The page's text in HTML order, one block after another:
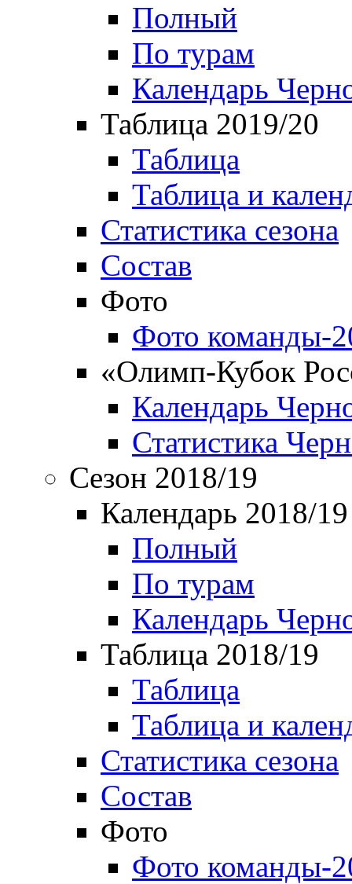
Полный
По турам
Календарь
Таблица 2019/20
Таблица
Таблица и
Статистика сезона
Состав
Фото
Фото команды-
«Олимп-Кубок
Календарь
Статистика
Сезон 2018/19
Календарь 2018/19
Полный
По турам
Календарь
Таблица 2018/19
Таблица
Таблица и
Статистика сезона
Состав
Фото
Фото команды-